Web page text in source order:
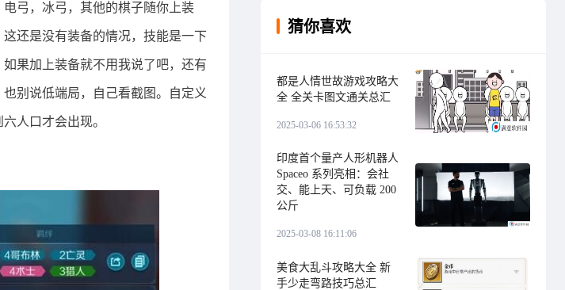
弓，冰弓，其他的棋子随你上装
还是没有装备的情况，技能是一下
果加上装备就不用我说了吧，还有
别说低端局，自己看截图。自定义
人口才会出现。
猜你喜欢
都是人情世故游戏攻略大
全 全关卡图文通关总汇
2025-03-06 16:53:32
印度首个量产人形机器人
Spaceo 系列亮相：会社
交、能上天、可负载 200
公斤
2025-03-08 16:11:06
美食大乱斗攻略大全 新
手少走弯路技巧总汇